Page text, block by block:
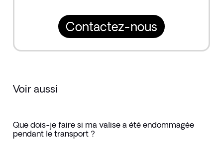
Contactez-nous
Voir aussi
Que dois-je faire si ma valise a été endommagée
pendant le transport ?